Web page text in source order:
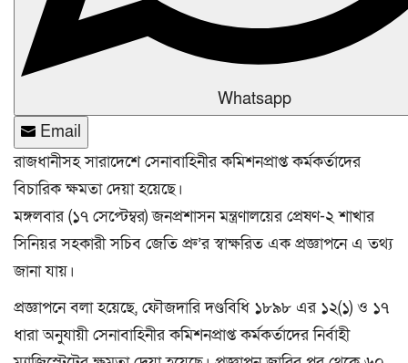
Whatsapp
Email
রাজধানীসহ সারাদেশে সেনাবাহিনীর কমিশনপ্রাপ্ত কর্মকর্তাদের
বিচারিক ক্ষমতা দেয়া হয়েছে।
মঙ্গলবার (১৭ সেপ্টেম্বর) জনপ্রশাসন মন্ত্রণালয়ের প্রেষণ-২ শাখার
সিনিয়র সহকারী সচিব জেতি প্রু’র স্বাক্ষরিত এক প্রজ্ঞাপনে এ তথ্য
জানা যায়।
প্রজ্ঞাপনে বলা হয়েছে, ফৌজদারি দণ্ডবিধি ১৮৯৮ এর ১২(১) ও ১৭
ধারা অনুযায়ী সেনাবাহিনীর কমিশনপ্রাপ্ত কর্মকর্তাদের নির্বাহী